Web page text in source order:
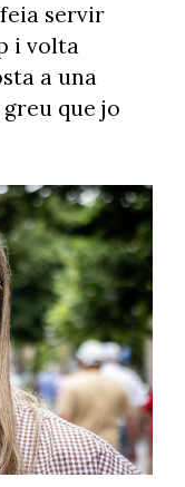
servir
i volta
a una
que jo